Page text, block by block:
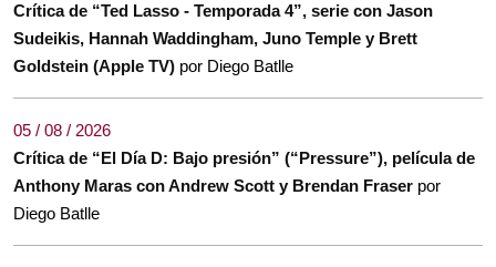
Crítica de “Ted Lasso - Temporada 4”, serie con Jason
Sudeikis, Hannah Waddingham, Juno Temple y Brett
Goldstein (Apple TV) por Diego Batlle
05 / 08 / 2026
Crítica de “El Día D: Bajo presión” (“Pressure”), película de
Anthony Maras con Andrew Scott y Brendan Fraser por
Diego Batlle